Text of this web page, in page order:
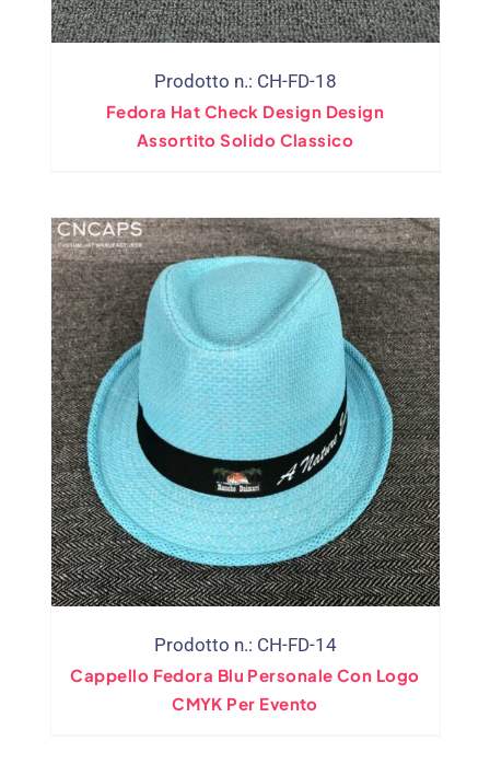
Prodotto n.: CH-FD-18
Fedora Hat Check Design Design
Assortito Solido Classico
Prodotto n.: CH-FD-14
Cappello Fedora Blu Personale Con Logo
CMYK Per Evento